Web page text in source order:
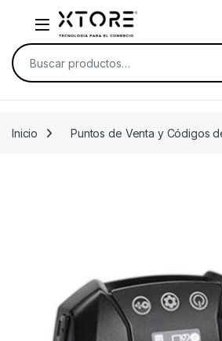
Skip to navigation
Skip to content
Buscar por:
Inicio Puntos de Venta y Códigos